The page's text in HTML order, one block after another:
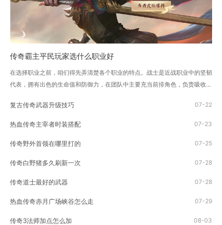
传奇霸主平民玩家选什么职业好
在选择职业之前，咱们得先弄清楚各个职业的特点。战士是近战职业中的坚韧
代表，拥有出色的生命值和防御力，在团队中主要充当前排角色，负责吸收伤
复古传奇武器升级技巧 07-22
热血传奇主宰者时装搭配 07-23
传奇野外首领在哪里打的 07-25
传奇白野猪多久刷新一次 07-28
传奇道士最好的武器 07-28
热血传奇赤月广场峡谷怎么走 07-29
传奇3法师加点怎么加 08-03